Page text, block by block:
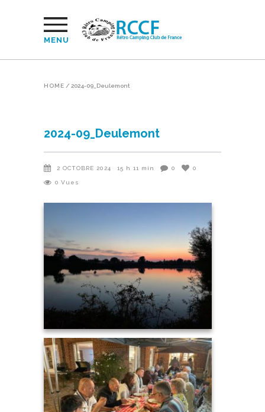
MENU
HOME / 2024-09_Deulemont
2024-09_Deulemont
2 OCTOBRE 2024 15 h 11 min 0 0
0 Vues